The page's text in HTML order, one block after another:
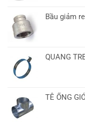
Bầu giảm
QUANG
TÊ ỐNG